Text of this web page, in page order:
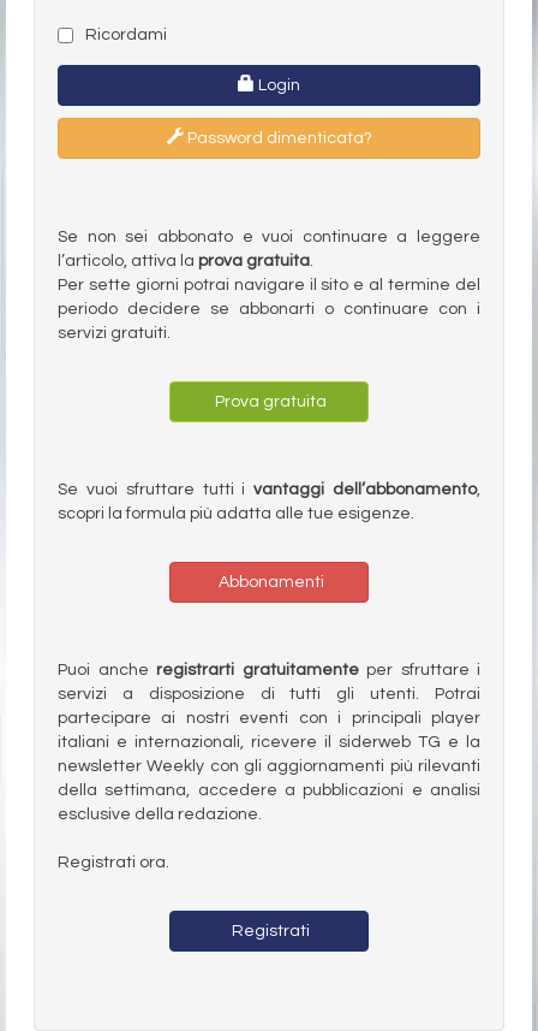
Ricordami
Login
Password dimenticata?
Se non sei abbonato e vuoi continuare a leggere
l’articolo, attiva la prova gratuita.
Per sette giorni potrai navigare il sito e al termine del
periodo decidere se abbonarti o continuare con i
servizi gratuiti.
Prova gratuita
Se vuoi sfruttare tutti ivantaggi dell’abbonamento,
scopri la formula più adatta alle tue esigenze.
Abbonamenti
Puoi anche registrarti gratuitamenteper sfruttare i
servizi a disposizione di tutti gli utenti. Potrai
partecipare ai nostri eventi con i principali player
italiani e internazionali, ricevere il siderweb TG e la
newsletter Weekly con gli aggiornamenti più rilevanti
della settimana, accedere a pubblicazioni e analisi
esclusive della redazione.
Registrati ora.
Registrati